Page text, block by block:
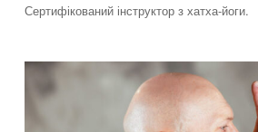
Сертифікований інструктор з хатха-йоги.